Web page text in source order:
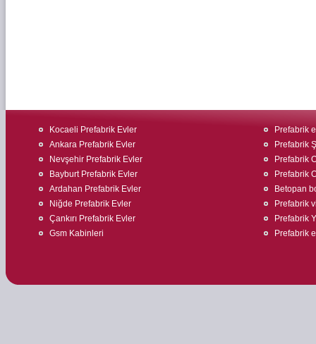
Kocaeli Prefabrik Evler
Ankara Prefabrik Evler
Nevşehir Prefabrik Evler
Bayburt Prefabrik Evler
Ardahan Prefabrik Evler
Niğde Prefabrik Evler
Çankırı Prefabrik Evler
Gsm Kabinleri
Prefabrik
Prefabrik
Prefabrik
Prefabrik
Betopan
Prefabrik
Prefabrik
Prefabrik